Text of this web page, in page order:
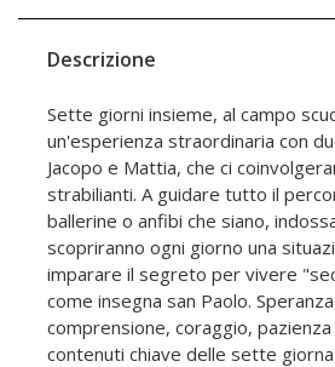
Descrizione
Sette giorni insieme, al campo
un'esperienza straordinaria con
Jacopo e Mattia, che ci
strabilianti. A guidare tutto il percorso
ballerine o anfibi che siano,
scopriranno ogni giorno una
imparare il segreto per vivere
come insegna san Paolo.
comprensione, coraggio,
contenuti chiave delle sette